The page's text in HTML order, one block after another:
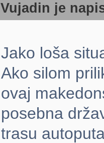
Vujadin je
Jako loša
Ako silom
ovaj
posebna
trasu